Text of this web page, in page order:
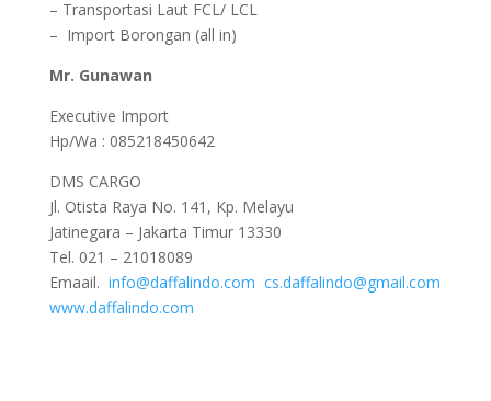
– Transportasi Laut FCL/ LCL
– Import Borongan (all in)
Mr. Gunawan
Executive Import
Hp/Wa : 085218450642
DMS CARGO
Jl. Otista Raya No. 141, Kp. Melayu
Jatinegara – Jakarta Timur 13330
Tel. 021 – 21018089
Emaail. info@daffalindo.com cs.daffalindo@gmail.com
www.daffalindo.com